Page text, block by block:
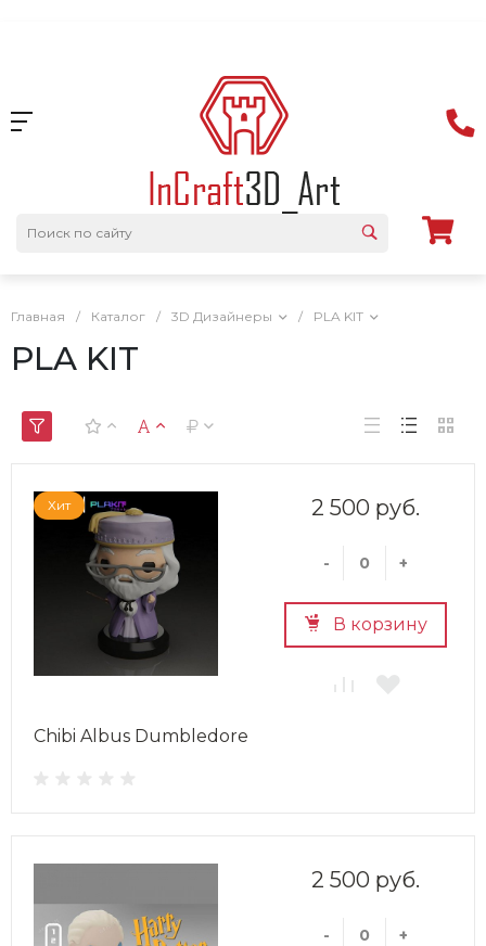
Главная / Каталог / 3D Дизайнеры / PLA KIT
PLA KIT
Хит 2 500 руб.
- +
В корзину
Chibi Albus Dumbledore
2 500 руб.
- +